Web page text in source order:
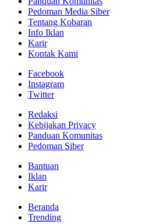
Pedoman Media Siber
Tentang Kobaran
Info Iklan
Karir
Kontak Kami
Facebook
Instagram
Twitter
Redaksi
Kebijakan Privacy
Panduan Komunitas
Pedoman Siber
Bantuan
Iklan
Karir
Beranda
Trending